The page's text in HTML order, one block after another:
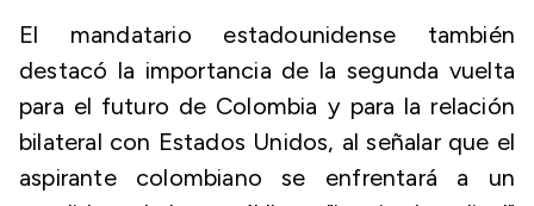
El mandatario estadounidense también
destacó la importancia de la segunda vuelta
para el futuro de Colombia y para la relación
bilateral con Estados Unidos, al señalar que el
aspirante colombiano se enfrentará a un